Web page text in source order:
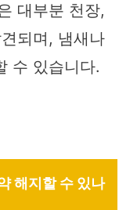
대부분 천장,
되며, 냄새나
수 있습니다.
해지할 수 있나